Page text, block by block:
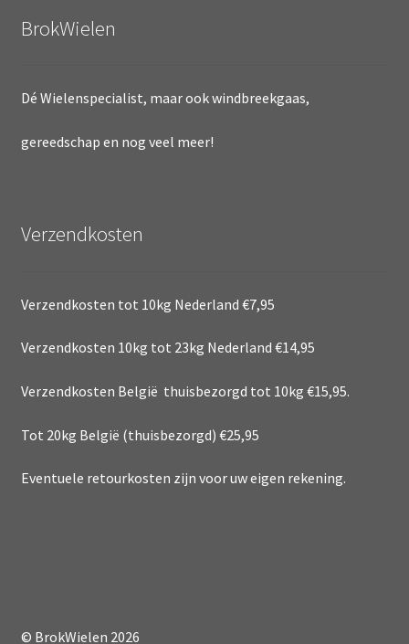
BrokWielen
Dé Wielenspecialist, maar ook windbreekgaas,
gereedschap en nog veel meer!
Verzendkosten
Verzendkosten tot 10kg Nederland €7,95
Verzendkosten 10kg tot 23kg Nederland €14,95
Verzendkosten België thuisbezorgd tot 10kg €15,95.
Tot 20kg België (thuisbezorgd) €25,95
Eventuele retourkosten zijn voor uw eigen rekening.
© BrokWielen 2026